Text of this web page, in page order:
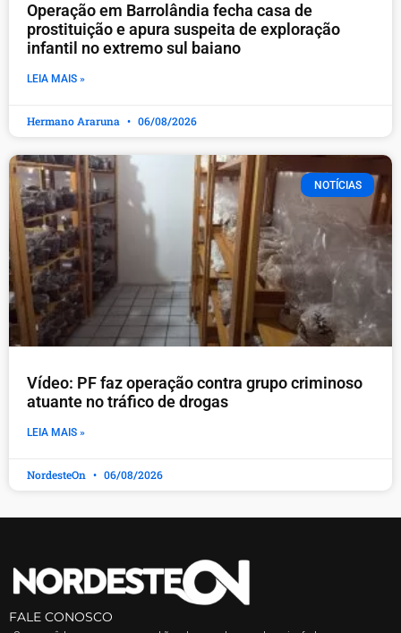
Operação em Barrolândia fecha casa de
prostituição e apura suspeita de exploração
infantil no extremo sul baiano
LEIA MAIS »
Hermano Araruna 06/08/2026
NOTÍCIAS
Vídeo: PF faz operação contra grupo criminoso
atuante no tráfico de drogas
LEIA MAIS »
NordesteOn 06/08/2026
FALE CONOSCO